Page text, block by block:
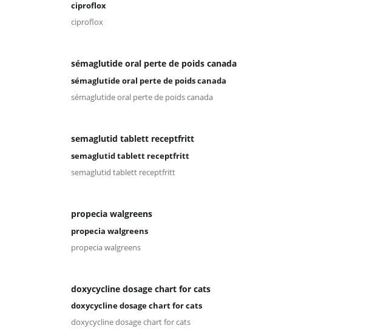
ciproflox
ciproflox
sémaglutide oral perte de poids canada
sémaglutide oral perte de poids canada
sémaglutide oral perte de poids canada
semaglutid tablett receptfritt
semaglutid tablett receptfritt
semaglutid tablett receptfritt
propecia walgreens
propecia walgreens
propecia walgreens
doxycycline dosage chart for cats
doxycycline dosage chart for cats
doxycycline dosage chart for cats